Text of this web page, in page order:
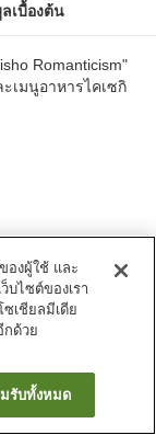
เบื้องต้น
Romanticism"
เมนูอาหารไคเซกิ
องผู้ใช้ และ
บไซต์ของเรา
เชียลมีเดีย
กด้วย
รับทั้งหมด